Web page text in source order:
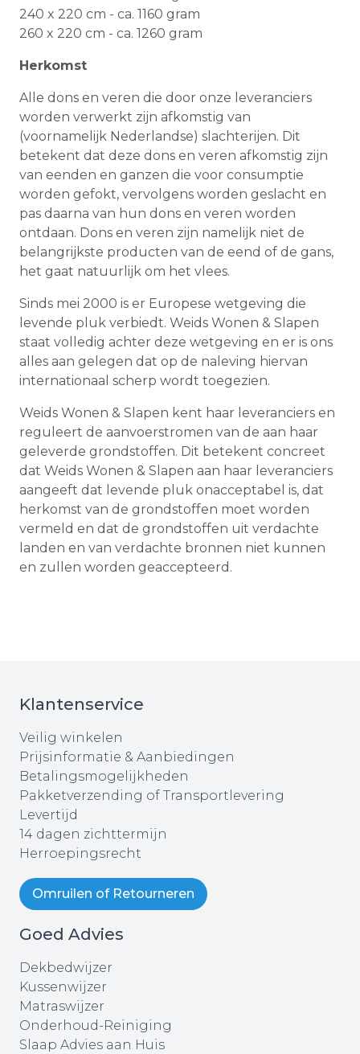
240 x 220 cm - ca. 1160 gram
260 x 220 cm - ca. 1260 gram
Herkomst
Alle dons en veren die door onze leveranciers
worden verwerkt zijn afkomstig van
(voornamelijk Nederlandse) slachterijen. Dit
betekent dat deze dons en veren afkomstig zijn
van eenden en ganzen die voor consumptie
worden gefokt, vervolgens worden geslacht en
pas daarna van hun dons en veren worden
ontdaan. Dons en veren zijn namelijk niet de
belangrijkste producten van de eend of de gans,
het gaat natuurlijk om het vlees.
Sinds mei 2000 is er Europese wetgeving die
levende pluk verbiedt. Weids Wonen & Slapen
staat volledig achter deze wetgeving en er is ons
alles aan gelegen dat op de naleving hiervan
internationaal scherp wordt toegezien.
Weids Wonen & Slapen kent haar leveranciers en
reguleert de aanvoerstromen van de aan haar
geleverde grondstoffen. Dit betekent concreet
dat Weids Wonen & Slapen aan haar leveranciers
aangeeft dat levende pluk onacceptabel is, dat
herkomst van de grondstoffen moet worden
vermeld en dat de grondstoffen uit verdachte
landen en van verdachte bronnen niet kunnen
en zullen worden geaccepteerd.
Klantenservice
Veilig winkelen
Prijsinformatie & Aanbiedingen
Betalingsmogelijkheden
Pakketverzending of Transportlevering
Levertijd
14 dagen zichttermijn
Herroepingsrecht
Omruilen of Retourneren
Goed Advies
Dekbedwijzer
Kussenwijzer
Matraswijzer
Onderhoud-Reiniging
Slaap Advies aan Huis